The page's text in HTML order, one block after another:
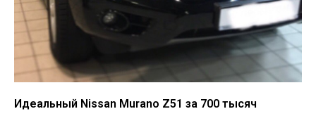
Идеальный Nissan Murano Z51 за 700 тысяч